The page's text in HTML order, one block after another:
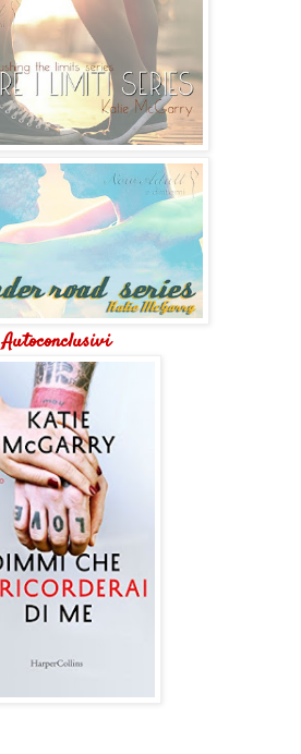
Autoconclusivi